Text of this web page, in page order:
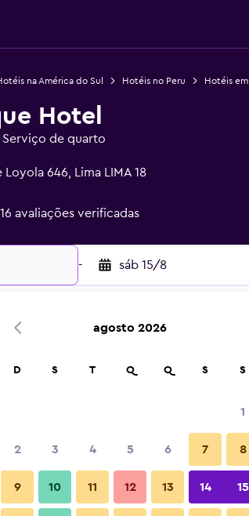
na América do Sul Hotéis no Peru Hotéis
Hotel
de quarto
646, Lima LIMA 18
avaliações verificadas
- sáb 15/8
agosto 2026
D S T Q Q S S
1
2 3 4 5 6 7 8
9 10 11 12 13 14 15